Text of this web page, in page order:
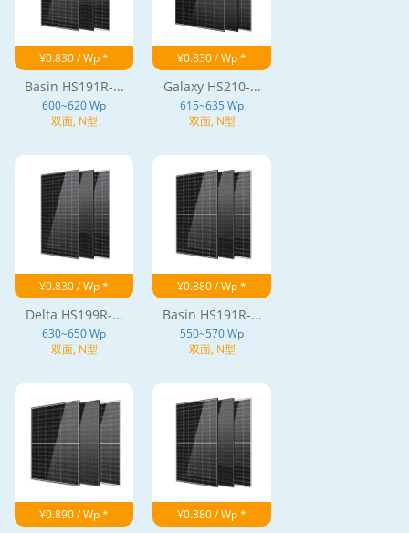
¥0.830 / Wp *
Basin HS191R-...
600~620 Wp
双面, N型
¥0.830 / Wp *
Galaxy HS210-...
615~635 Wp
双面, N型
¥0.830 / Wp *
Delta HS199R-...
630~650 Wp
双面, N型
¥0.880 / Wp *
Basin HS191R-...
550~570 Wp
双面, N型
¥0.890 / Wp * ¥0.880 / Wp *